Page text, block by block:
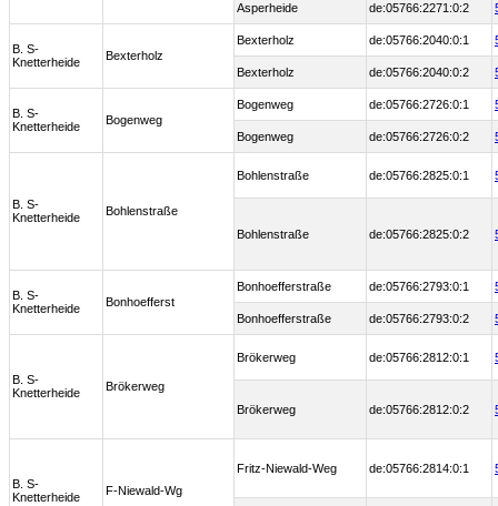
Asperheide de:05766:2271:0:2
B. S-
Knetterheide
Bexterholz
Bexterholz de:05766:2040:0:1
Bexterholz de:05766:2040:0:2
B. S-
Knetterheide
Bogenweg
Bogenweg de:05766:2726:0:1
Bogenweg de:05766:2726:0:2
B. S-
Knetterheide
Bohlenstraße
Bohlenstraße de:05766:2825:0:1
Bohlenstraße de:05766:2825:0:2
B. S-
Knetterheide
Bonhoefferst
Bonhoefferstraße de:05766:2793:0:1
Bonhoefferstraße de:05766:2793:0:2
B. S-
Knetterheide
Brökerweg
Brökerweg de:05766:2812:0:1
Brökerweg de:05766:2812:0:2
B. S-
Knetterheide
F-Niewald-Wg
Fritz-Niewald-Weg de:05766:2814:0:1